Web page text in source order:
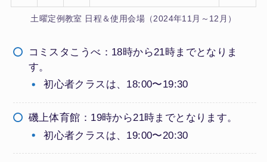
土曜定例教室 日程＆使用会場（2024年11月～12月）
コミスタこうべ：18時から21時までとなりま
す。
初心者クラスは、18:00〜19:30
磯上体育館：19時から21時までとなります。
初心者クラスは、19:00〜20:30